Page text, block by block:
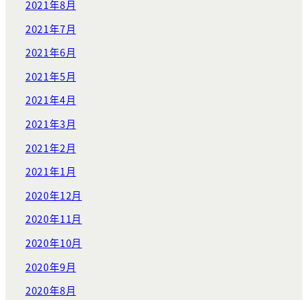
2021年8月
2021年7月
2021年6月
2021年5月
2021年4月
2021年3月
2021年2月
2021年1月
2020年12月
2020年11月
2020年10月
2020年9月
2020年8月